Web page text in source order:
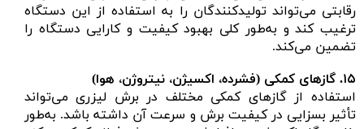
رقابتی می‌تواند تولیدکنندگان را به استفاده از این دستگاه
ترغیب کند و به‌طور کلی بهبود کیفیت و کارایی دستگاه را
تضمین می‌کند.
۱۵. گازهای کمکی (فشرده، اکسیژن، نیتروژن، هوا)
استفاده از گازهای کمکی مختلف در برش لیزری می‌تواند
تأثیر بسزایی در کیفیت برش و سرعت آن داشته باشد. به‌طور